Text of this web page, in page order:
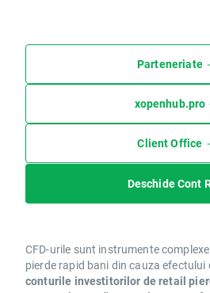
Parteneriate
xopenhub.pro
Client Office
Deschide Cont
CFD-urile sunt instrumente
pierde rapid bani din cauza efectului
conturile investitorilor de retail